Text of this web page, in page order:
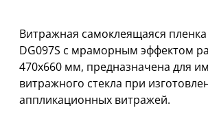
Витражная самоклеящаяся
DG097S с мраморным эффектом
470х660 мм, предназначена для
витражного стекла при
аппликационных витражей.